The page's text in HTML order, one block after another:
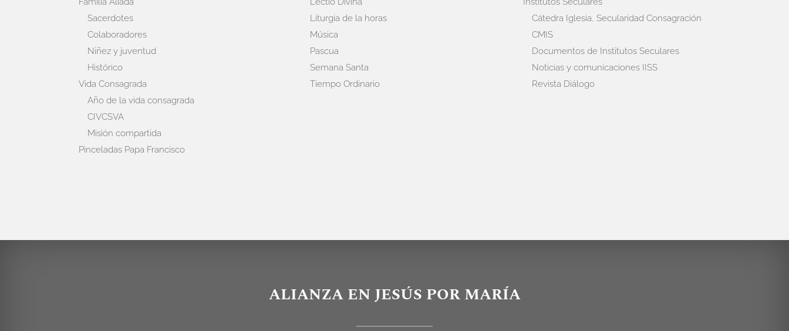
Sacerdotes
Colaboradores
Niñez y juventud
Histórico
Vida Consagrada
Año de la vida consagrada
CIVCSVA
Misión compartida
Pinceladas Papa Francisco
Liturgia de la horas
Música
Pascua
Semana Santa
Tiempo Ordinario
Cátedra Iglesia, Secularidad Consagración
CMIS
Documentos de Institutos Seculares
Noticias y comunicaciones IISS
Revista Diálogo
ALIANZA EN JESÚS POR MARÍA